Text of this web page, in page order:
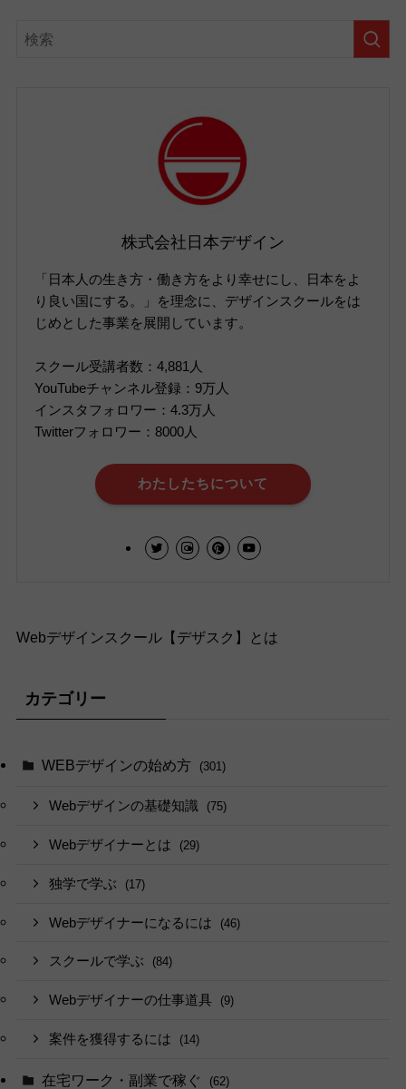
株式会社日本デザイン
「日本人の生き方・働き方をより幸せにし、日本をよ
り良い国にする。」を理念に、デザインスクールをは
じめとした事業を展開しています。
スクール受講者数：4,881人
YouTubeチャンネル登録：9万人
インスタフォロワー：4.3万人
Twitterフォロワー：8000人
わたしたちについて
Webデザインスクール【デザスク】とは
カテゴリー
WEBデザインの始め方 (301)
Webデザインの基礎知識 (75)
Webデザイナーとは (29)
独学で学ぶ (17)
Webデザイナーになるには (46)
スクールで学ぶ (84)
Webデザイナーの仕事道具 (9)
案件を獲得するには (14)
在宅ワーク・副業で稼ぐ (62)